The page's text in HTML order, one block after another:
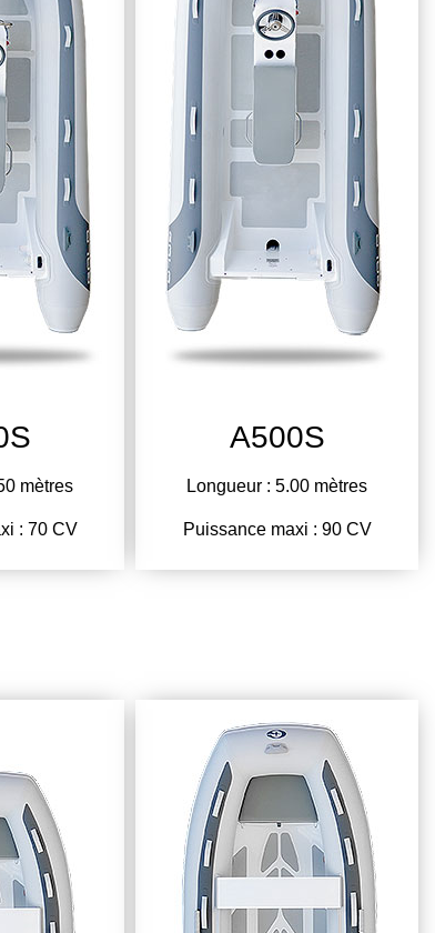
mètres
: 70 CV
A500S
Longueur : 5.00 mètres
Puissance maxi : 90 CV